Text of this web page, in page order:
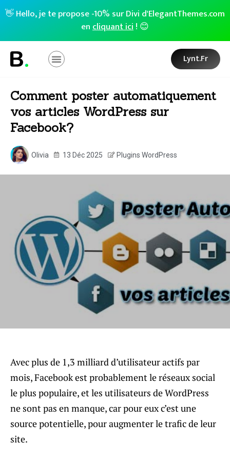
👋 Hello, je te propose -10% sur Divi d'ElegantThemes.com
encliquant ici! 😊
Lynt.fr
Comment poster automatiquement
vos articles WordPress sur
Facebook?
Olivia 13 Déc 2025 Plugins WordPress
Avec plus de 1,3 milliard d’utilisateur actifs par
mois, Facebook est probablement le réseaux social
le plus populaire, et les utilisateurs de WordPress
ne sont pas en manque, car pour eux c’est une
source potentielle, pour augmenter le trafic de leur
site.